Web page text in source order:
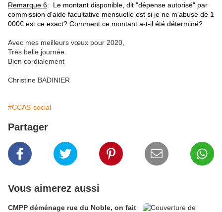
Remarque 6: Le montant disponible, dit "dépense autorisé" par
commission d'aide facultative mensuelle est si je ne m'abuse de 1
000€ est ce exact? Comment ce montant a-t-il été déterminé?
Avec mes meilleurs vœux pour 2020,
Très belle journée
Bien cordialement
Christine BADINIER
#CCAS-social
Partager
Vous aimerez aussi
CMPP déménage rue du Noble, on fait